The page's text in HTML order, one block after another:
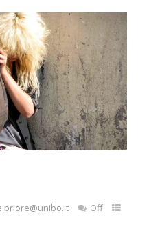
Off